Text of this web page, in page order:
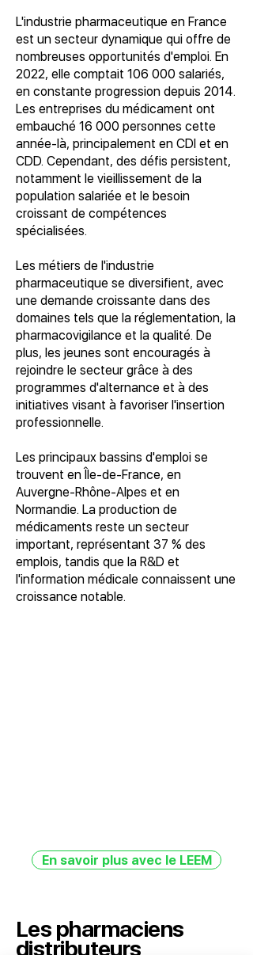
L'industrie pharmaceutique en France
est un secteur dynamique qui offre de
nombreuses opportunités d'emploi. En
2022, elle comptait 106 000 salariés,
en constante progression depuis 2014.
Les entreprises du médicament ont
embauché 16 000 personnes cette
année-là, principalement en CDI et en
CDD. Cependant, des défis persistent,
notamment le vieillissement de la
population salariée et le besoin
croissant de compétences
spécialisées.
Les métiers de l'industrie
pharmaceutique se diversifient, avec
une demande croissante dans des
domaines tels que la réglementation, la
pharmacovigilance et la qualité. De
plus, les jeunes sont encouragés à
rejoindre le secteur grâce à des
programmes d'alternance et à des
initiatives visant à favoriser l'insertion
professionnelle.
Les principaux bassins d'emploi se
trouvent en Île-de-France, en
Auvergne-Rhône-Alpes et en
Normandie. La production de
médicaments reste un secteur
important, représentant 37 % des
emplois, tandis que la R&D et
l'information médicale connaissent une
croissance notable.
En savoir plus avec le LEEM
Les pharmaciens
distributeurs